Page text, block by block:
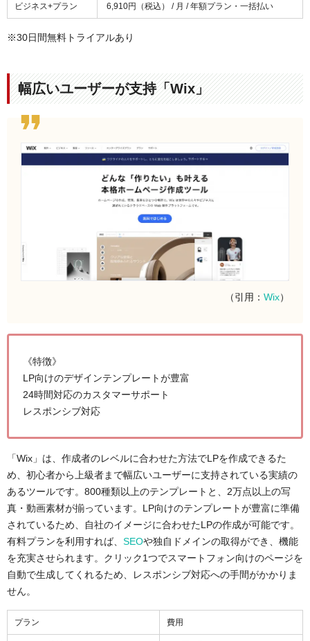
ビジネス+プラン 6,910円（税込） / 月 / 年額プラン・一括払い
※30日間無料トライアルあり
幅広いユーザーが支持「Wix」
（引用：Wix）
《特徴》
LP向けのデザインテンプレートが豊富
24時間対応のカスタマーサポート
レスポンシブ対応
「Wix」は、作成者のレベルに合わせた方法でLPを作成できるた
め、初心者から上級者まで幅広いユーザーに支持されている実績の
あるツールです。800種類以上のテンプレートと、2万点以上の写
真・動画素材が揃っています。LP向けのテンプレートが豊富に準備
されているため、自社のイメージに合わせたLPの作成が可能です。
有料プランを利用すれば、 SEOや独自ドメインの取得ができ、機能
を充実させられます。クリック1つでスマートフォン向けのページを
自動で生成してくれるため、レスポンシブ対応への手間がかかりま
せん。
プラン 費用